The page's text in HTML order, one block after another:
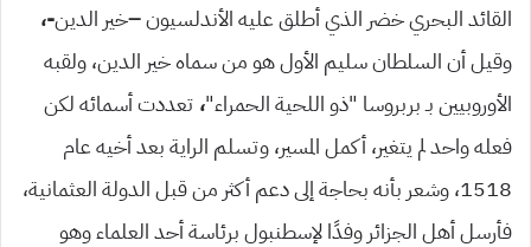
القائد البحري خضر الذي أطلق عليه الأندلسيون–خير الدين-،
وقيل أن السلطان سليم الأول هو من سماه خير الدين، ولقبه
الأوروبيين بـ بربروسا “ذو اللحية الحمراء”، تعددت أسمائه لكن
فعله واحد لم يتغير، أكمل المسير، وتسلم الراية بعد أخيه عام
1518، وشعر بأنه بحاجة إلى دعم أكثر من قبل الدولة العثمانية،
فأرسل أهل الجزائر وفدًا لإسطنبول برئاسة أحد العلماء وهو